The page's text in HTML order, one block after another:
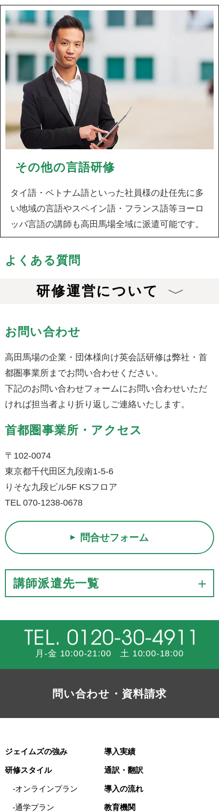
その他の言語研修
タイ語・ベトナム語といった社員様の赴任先に多
い地域の言語やスペイン語・フランス語等ヨーロ
ッパ言語の講師も高田馬場全域に派遣可能です。
よくある質問
研修運営について
お問い合わせ
高田馬場の企業・団体様向け英会話研修は弊社・首
都圏事業所までお問い合わせください。
下記のお問い合わせフォームにお問い合わせいただ
ければ担当者より折り返しご連絡いたします。
首都圏事業所・アクセス
〒102-0074
東京都千代田区九段南1-5-6
りそな九段ビル5F KSフロア
TEL 070-1238-0678
問合せフォーム
講師派遣先一覧
月-金 10:00-21:00 土 10:00-18:00
問い合わせ・資料請求
ジェイムズの強み
研修スタイル
オンラインプラン
通学プラン
導入実績
通訳・翻訳
導入の流れ
教育機関